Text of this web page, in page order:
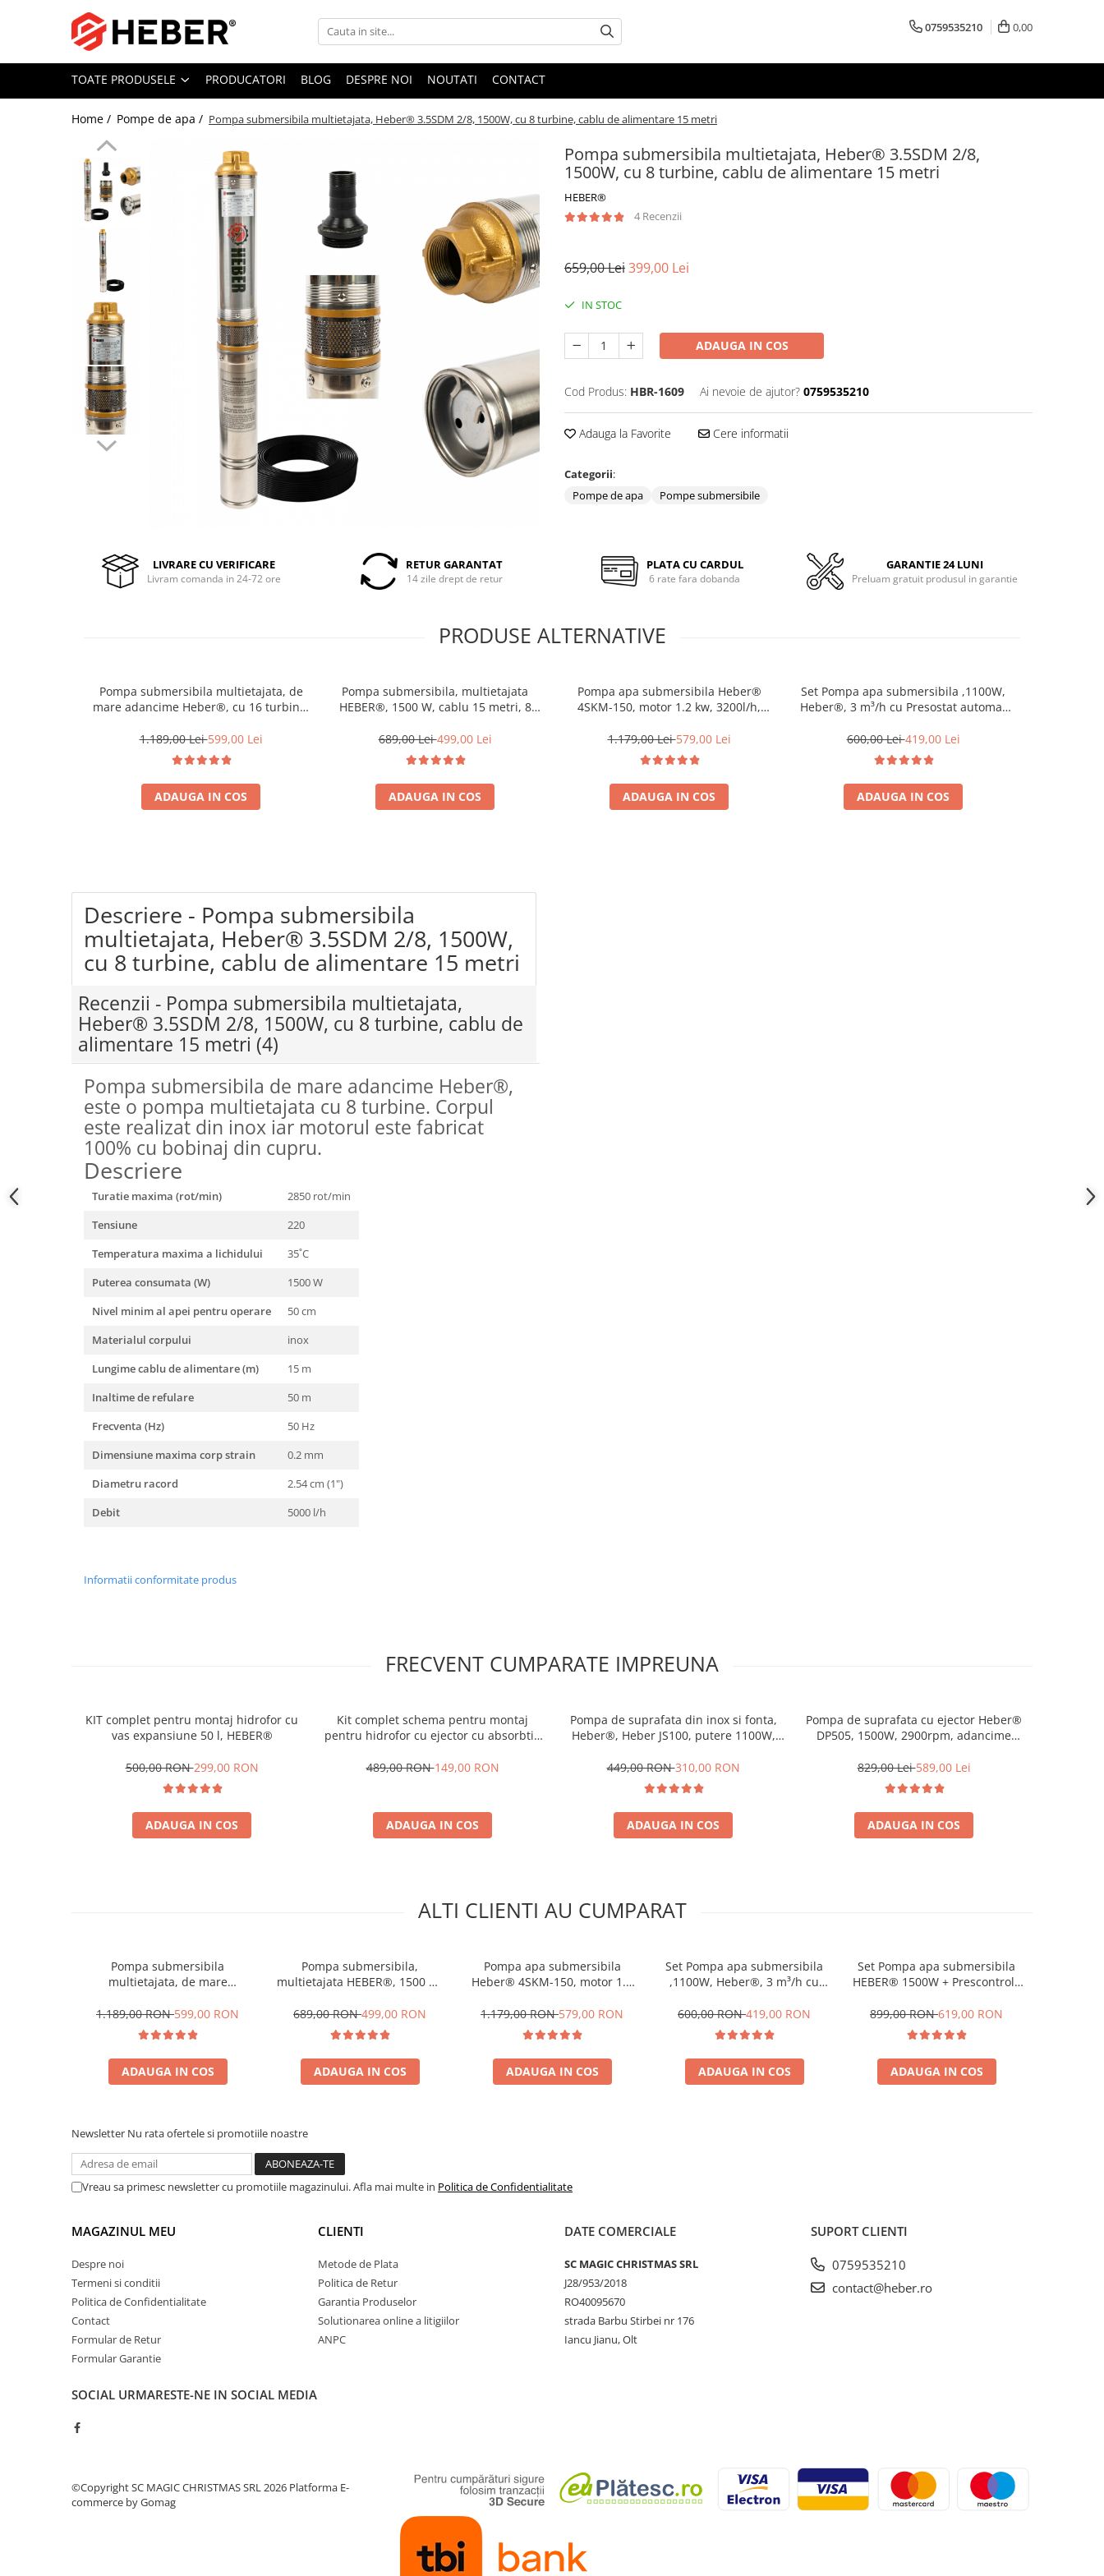
Toate Produsele
Mixere cu bol
Pompe submersibile
Pompe submersibile nisip
Pompe apa de suprafata
Hidrofor cu pompa submersibila
Pompe de stropit
Pompe de stropit electrice
Pompe de stropit manuale
Mori electrice
Mori electrice cereale
Dezumidificatoare
Aparate de sudura
Motoare termice
Scule si Unelte Electrice
Betoniere si vibratoare beton
Generatoare
Motocultoare
Produse uz casnic
Convectoare si aeroterme electrice
0759535210 0,00
TOATE PRODUSELE PRODUCATORI BLOG DESPRE NOI NOUTATI CONTACT
Home / Pompe de apa / Pompa submersibila multietajata, Heber® 3.5SDM 2/8, 1500W, cu 8 turbine, cablu de alimentare 15 metri
Pompa submersibila multietajata, Heber® 3.5SDM 2/8,
1500W, cu 8 turbine, cablu de alimentare 15 metri
HEBER®
4 Recenzii
659,00 Lei399,00 Lei
IN STOC
ADAUGA IN COS
Cod Produs: HBR-1609 Ai nevoie de ajutor? 0759535210
Adauga la Favorite Cere informatii
Categorii:
Pompe de apa
Pompe submersibile
LIVRARE CU VERIFICARE
Livram comanda in 24-72 ore
RETUR GARANTAT
14 zile drept de retur
PLATA CU CARDUL
6 rate fara dobanda
GARANTIE 24 LUNI
Preluam gratuit produsul in garantie
PRODUSE ALTERNATIVE
Pompa submersibila multietajata, de
mare adancime Heber®, cu 16 turbine,
diametru 80 mm
1.189,00 Lei599,00 Lei
ADAUGA IN COS
Pompa submersibila, multietajata
HEBER®, 1500 W, cablu 15 metri, 8
689,00 Lei499,00 Lei
ADAUGA IN COS
Pompa apa submersibila Heber®
4SKM-150, motor 1.2 kw, 3200l/h,
1.179,00 Lei579,00 Lei
ADAUGA IN COS
Set Pompa apa submersibila ,1100W,
Heber®, 3 m³/h cu Presostat automat
600,00 Lei419,00 Lei
ADAUGA IN COS
Descriere - Pompa submersibila
multietajata, Heber® 3.5SDM 2/8, 1500W,
cu 8 turbine, cablu de alimentare 15 metri
Recenzii - Pompa submersibila multietajata,
Heber® 3.5SDM 2/8, 1500W, cu 8 turbine, cablu de
alimentare 15 metri (4)
Pompa submersibila de mare adancime Heber®,
este o pompa multietajata cu 8 turbine. Corpul
este realizat din inox iar motorul este fabricat
100% cu bobinaj din cupru.
Descriere
Turatie maxima (rot/min)
2850 rot/min
Tensiune
220
Temperatura maxima a lichidului
35˚C
Puterea consumata (W)
1500 W
Nivel minim al apei pentru operare
50 cm
Materialul corpului
inox
Lungime cablu de alimentare (m)
15 m
Inaltime de refulare
50 m
Frecventa (Hz)
50 Hz
Dimensiune maxima corp strain
0.2 mm
Diametru racord
2.54 cm (1")
Debit
5000 l/h
Informatii conformitate produs
FRECVENT CUMPARATE IMPREUNA
KIT complet pentru montaj hidrofor cu
vas expansiune 50 l, HEBER®
500,00 RON299,00 RON
ADAUGA IN COS
Kit complet schema pentru montaj
pentru hidrofor cu ejector cu absorbtie
489,00 RON149,00 RON
ADAUGA IN COS
Pompa de suprafata din inox si fonta,
Heber®, Heber JS100, putere 1100W,
449,00 RON310,00 RON
ADAUGA IN COS
Pompa de suprafata cu ejector Heber®
DP505, 1500W, 2900rpm, adancime
l/min
829,00 Lei589,00 Lei
ADAUGA IN COS
ALTI CLIENTI AU CUMPARAT
Pompa submersibila
multietajata, de mare
turbine, 1100W, debit maxim
5000l/ora, diametru 80 mm
1.189,00 RON599,00 RON
ADAUGA IN COS
Pompa submersibila,
multietajata HEBER®, 1500 W,
5000l/ora
689,00 RON499,00 RON
ADAUGA IN COS
Pompa apa submersibila
Heber® 4SKM-150, motor 1.2
70m
1.179,00 RON579,00 RON
ADAUGA IN COS
Set Pompa apa submersibila
,1100W, Heber®, 3 m³/h cu
Inlocuieste vasul de
expansiune
600,00 RON419,00 RON
ADAUGA IN COS
Set Pompa apa submersibila
HEBER® 1500W + Prescontrol (
de expansiune )
899,00 RON619,00 RON
ADAUGA IN COS
Newsletter Nu rata ofertele si promotiile noastre
Vreau sa primesc newsletter cu promotiile magazinului. Afla mai multe in Politica de Confidentialitate
MAGAZINUL MEU
Despre noi
Termeni si conditii
Politica de Confidentialitate
Contact
Formular de Retur
Formular Garantie
CLIENTI
Metode de Plata
Politica de Retur
Garantia Produselor
Solutionarea online a litigiilor
ANPC
DATE COMERCIALE
SC MAGIC CHRISTMAS SRL
J28/953/2018
RO40095670
strada Barbu Stirbei nr 176
Iancu Jianu, Olt
SUPORT CLIENTI
0759535210
contact@heber.ro
SOCIAL URMARESTE-NE IN SOCIAL MEDIA
©Copyright SC MAGIC CHRISTMAS SRL 2026 Platforma E-
commerce by Gomag